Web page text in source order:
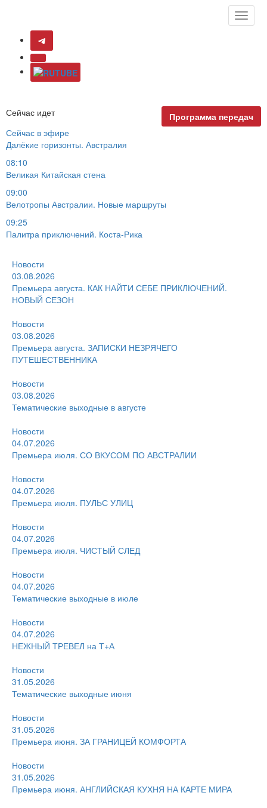
Toggle
Сейчас идет
Программа передач
Сейчас в эфире
Далёкие горизонты. Австралия
08:10
Великая Китайская стена
09:00
Велотропы Австралии. Новые маршруты
09:25
Палитра приключений. Коста-Рика
Новости
03.08.2026
Премьера августа. КАК НАЙТИ СЕБЕ ПРИКЛЮЧЕНИЙ.
НОВЫЙ СЕЗОН
Новости
03.08.2026
Премьера августа. ЗАПИСКИ НЕЗРЯЧЕГО
ПУТЕШЕСТВЕННИКА
Новости
03.08.2026
Тематические выходные в августе
Новости
04.07.2026
Премьера июля. СО ВКУСОМ ПО АВСТРАЛИИ
Новости
04.07.2026
Премьера июля. ПУЛЬС УЛИЦ
Новости
04.07.2026
Премьера июля. ЧИСТЫЙ СЛЕД
Новости
04.07.2026
Тематические выходные в июле
Новости
04.07.2026
НЕЖНЫЙ ТРЕВЕЛ на Т+А
Новости
31.05.2026
Тематические выходные июня
Новости
31.05.2026
Премьера июня. ЗА ГРАНИЦЕЙ КОМФОРТА
Новости
31.05.2026
Премьера июня. АНГЛИЙСКАЯ КУХНЯ НА КАРТЕ МИРА